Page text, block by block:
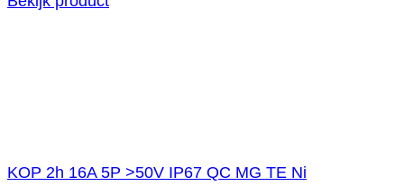
KOP 2h 16A 5P >50V IP67 QC MG TE Ni